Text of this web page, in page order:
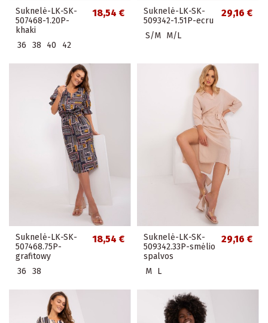
Suknelė-LK-SK-
507468-1.20P-
khaki
18,54 €
36 38 40 42
Suknelė-LK-SK-
509342-1.51P-ecru
29,16 €
S/M M/L
Suknelė-LK-SK-
507468.75P-
grafitowy
18,54 €
36 38
Suknelė-LK-SK-
509342.33P-smėlio
spalvos
29,16 €
M L